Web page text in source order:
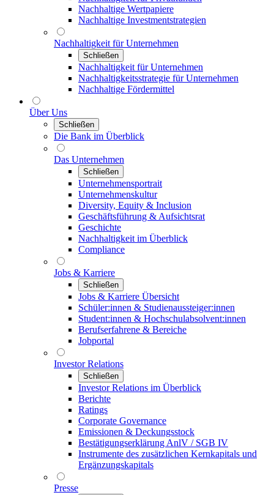
Nachhaltige Wertpapiere
Nachhaltige Investmentstrategien
Nachhaltigkeit für Unternehmen
Schließen
Nachhaltigkeit für Unternehmen
Nachhaltigkeitsstrategie für Unternehmen
Nachhaltige Fördermittel
Über Uns
Schließen
Die Bank im Überblick
Das Unternehmen
Schließen
Unternehmensportrait
Unternehmenskultur
Diversity, Equity & Inclusion
Geschäftsführung & Aufsichtsrat
Geschichte
Nachhaltigkeit im Überblick
Compliance
Jobs & Karriere
Schließen
Jobs & Karriere Übersicht
Schüler:innen & Studienaussteiger:innen
Student:innen & Hochschulabsolvent:innen
Berufserfahrene & Bereiche
Jobportal
Investor Relations
Schließen
Investor Relations im Überblick
Berichte
Ratings
Corporate Governance
Emissionen & Deckungsstock
Bestätigungserklärung AnlV / SGB IV
Instrumente des zusätzlichen Kernkapitals und
Ergänzungskapitals
Presse